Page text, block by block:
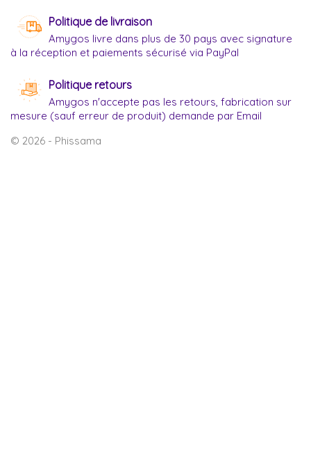
Politique de livraison
Amygos livre dans plus de 30 pays avec signature
à la réception et paiements sécurisé via PayPal
Politique retours
Amygos n'accepte pas les retours, fabrication sur
mesure (sauf erreur de produit) demande par Email
© 2026 - Phissama